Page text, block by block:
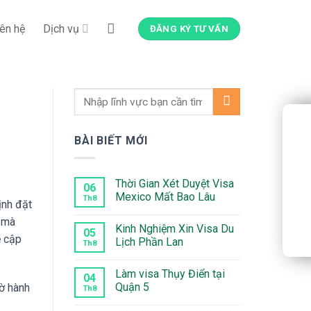
hệ Dịch vụ ĐĂNG KÝ TƯ VẤN
đặt
cập
hành
BÀI BIẾT MỚI
06
Th8
Thời Gian Xét Duyệt Visa
Mexico Mất Bao Lâu
bình
luận
ở
Xét
Duyệt
Visa
05
Th8
Kinh Nghiệm Xin Visa Du
Lịch Phần Lan
bình
luận
ở
04
Th8
Làm visa Thụy Điển tại
Quận 5